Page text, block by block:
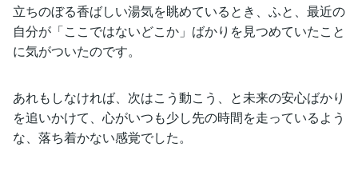
立ちのぼる香ばしい湯気を眺めているとき、ふと、最近の
自分が「ここではないどこか」ばかりを見つめていたこと
に気がついたのです。
あれもしなければ、次はこう動こう、と未来の安心ばかり
を追いかけて、心がいつも少し先の時間を走っているよう
な、落ち着かない感覚でした。